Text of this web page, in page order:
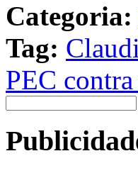
Categoria:
Tag:
PEC
por: